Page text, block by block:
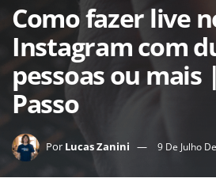
Como fazer live
Instagram com
pessoas ou mais
Passo
Por Lucas Zanini 9 De Julho